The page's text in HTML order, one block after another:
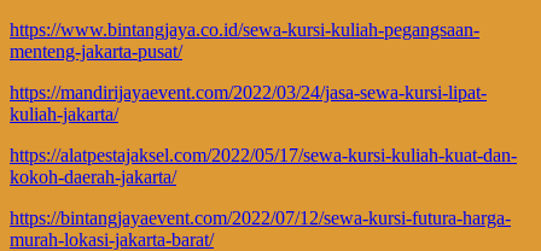
https://www.bintangjaya.co.id/sewa-kursi-kuliah-pegangsaan-
menteng-jakarta-pusat/
https://mandirijayaevent.com/2022/03/24/jasa-sewa-kursi-lipat-
kuliah-jakarta/
https://alatpestajaksel.com/2022/05/17/sewa-kursi-kuliah-kuat-dan-
kokoh-daerah-jakarta/
https://bintangjayaevent.com/2022/07/12/sewa-kursi-futura-harga-
murah-lokasi-jakarta-barat/